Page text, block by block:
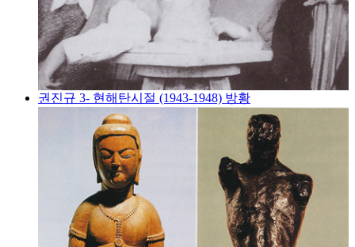
권진규 3- 현해탄시절 (1943-1948) 방황